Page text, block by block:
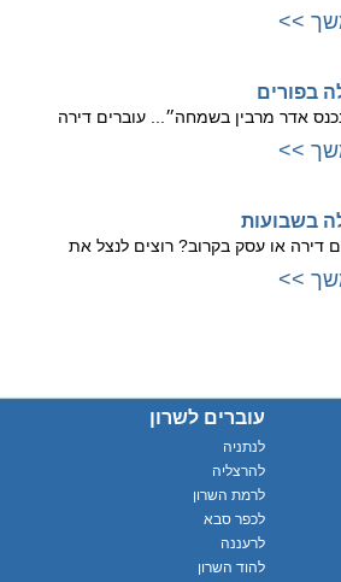
>>
בפורים
אדר מרבין בשמחה״... עוברים דירה
>>
בשבועות
דירה או עסק בקרוב? רוצים לנצל את
>>
עוברים לשרון
לנתניה
להרצליה
לרמת השרון
לכפר סבא
לרעננה
להוד השרון